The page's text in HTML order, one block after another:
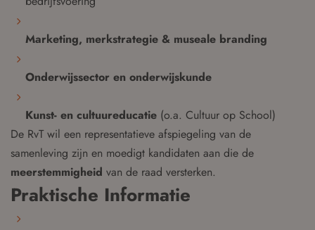
Marketing, merkstrategie & museale branding
Onderwijssector en onderwijskunde
Kunst- en cultuureducatie(o.a. Cultuur op School)
De RvT wil een representatieve afspiegeling van de
samenleving zijn en moedigt kandidaten aan die de
meerstemmigheid van de raad versterken.
Praktische Informatie